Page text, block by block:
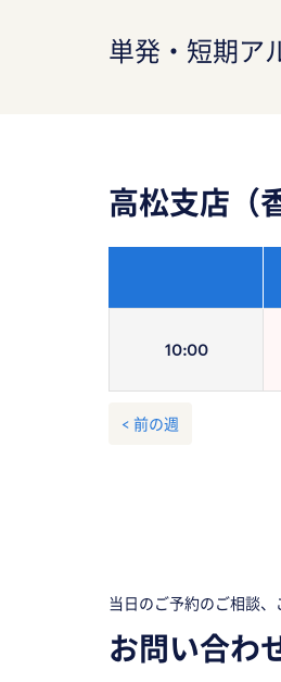
単発・短期ア
高松支店（
10:00
< 前の週
当日のご予約のご相談
お問い合わ